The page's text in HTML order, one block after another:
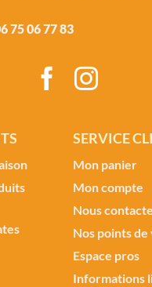
75 06 77 83
SERVICE
Mon panier
Mon compte
Nous
Nos points
Espace pros
Informations